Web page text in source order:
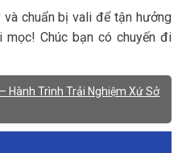
chuẩn bị vali để tận hưởng
Chúc bạn có chuyến đi
Hành Trình Trải Nghiệm Xứ Sở